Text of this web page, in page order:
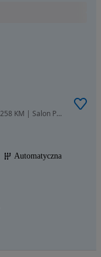
2993 cm3 • 258 KM • BMW X6 F16 xDrive30d 258 KM | Salon Polska | Bezwypadkowy | Zadbany
Automatyczna